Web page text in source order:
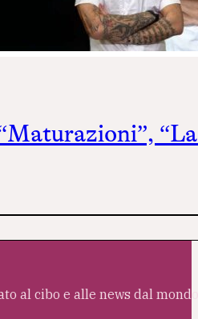
al cibo e alle news dal